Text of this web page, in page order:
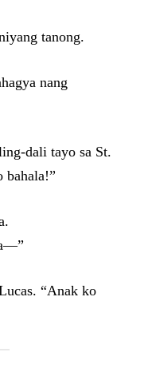
tanong.
nang
dali tayo sa St.
bahala!”
“Anak ko